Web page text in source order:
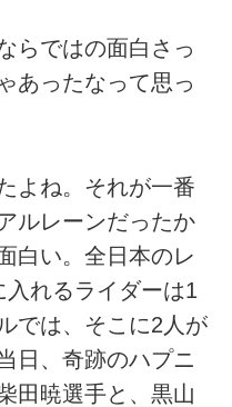
らではの面白さっ
あったなって思っ
よね。それが一番
ルレーンだったか
白い。全日本のレ
れるライダーは1
では、そこに2人が
日、奇跡のハプニ
田暁選手と、黒山